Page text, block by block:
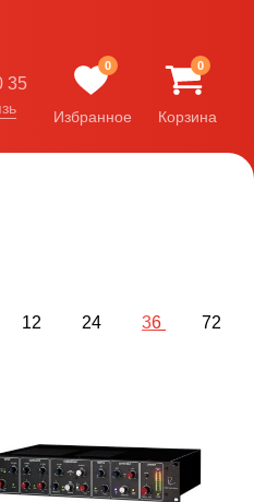
35
0
Избранное
0
Корзина
12 24 36 72